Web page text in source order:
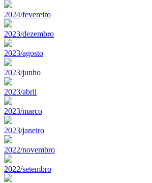
2024/fevereiro
2023/dezembro
2023/agosto
2023/junho
2023/abril
2023/marco
2023/janeiro
2022/novembro
2022/setembro